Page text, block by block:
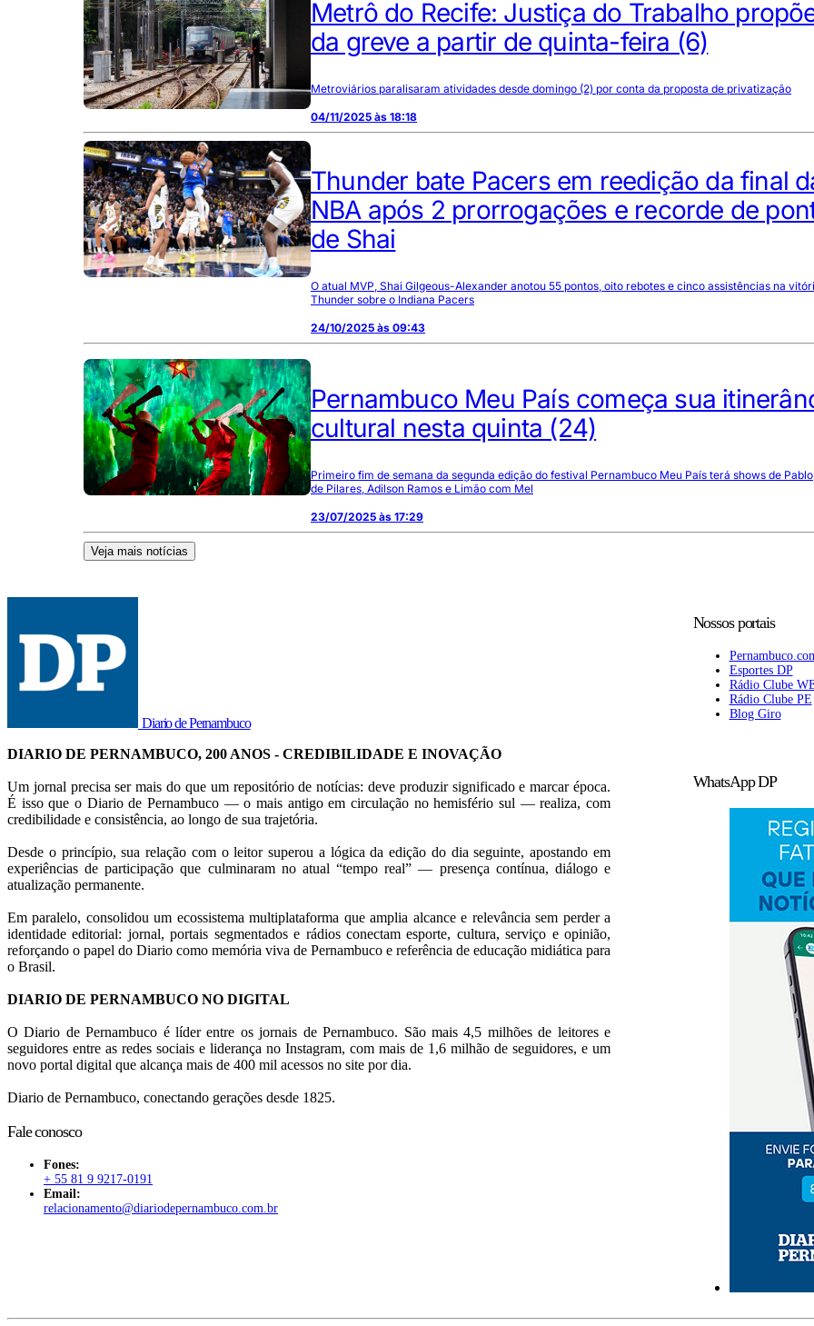
Metrô do Recife: Justiça do Trabalho
da greve a partir de quinta-feira (6)
Metroviários paralisaram atividades desde domingo (2) por conta da proposta de privatização
04/11/2025 às 18:18
Thunder bate Pacers em reedição da final
NBA após 2 prorrogações e recorde de
de Shai
O atual MVP, Shai Gilgeous-Alexander anotou 55 pontos, oito rebotes e cinco assistências na
Thunder sobre o Indiana Pacers
24/10/2025 às 09:43
Pernambuco Meu País começa sua
cultural nesta quinta (24)
Primeiro fim de semana da segunda edição do festival Pernambuco Meu País terá shows de
de Pilares, Adilson Ramos e Limão com Mel
23/07/2025 às 17:29
Veja mais notícias
Diario de Pernambuco
DIARIO DE PERNAMBUCO, 200 ANOS - CREDIBILIDADE E INOVAÇÃO
Um jornal precisa ser mais do que um repositório de notícias: deve produzir significado e marcar época.
É isso que o Diario de Pernambuco — o mais antigo em circulação no hemisfério sul — realiza, com
credibilidade e consistência, ao longo de sua trajetória.
Desde o princípio, sua relação com o leitor superou a lógica da edição do dia seguinte, apostando em
experiências de participação que culminaram no atual “tempo real” — presença contínua, diálogo e
atualização permanente.
Em paralelo, consolidou um ecossistema multiplataforma que amplia alcance e relevância sem perder a
identidade editorial: jornal, portais segmentados e rádios conectam esporte, cultura, serviço e opinião,
reforçando o papel do Diario como memória viva de Pernambuco e referência de educação midiática para
o Brasil.
DIARIO DE PERNAMBUCO NO DIGITAL
O Diario de Pernambuco é líder entre os jornais de Pernambuco. São mais 4,5 milhões de leitores e
seguidores entre as redes sociais e liderança no Instagram, com mais de 1,6 milhão de seguidores, e um
novo portal digital que alcança mais de 400 mil acessos no site por dia.
Diario de Pernambuco, conectando gerações desde 1825.
Fale conosco
Fones:
+ 55 81 9 9217-0191
Email:
relacionamento@diariodepernambuco.com.br
Nossos portais
Esportes DP
Rádio Clube
Rádio Clube PE
Blog Giro
WhatsApp DP